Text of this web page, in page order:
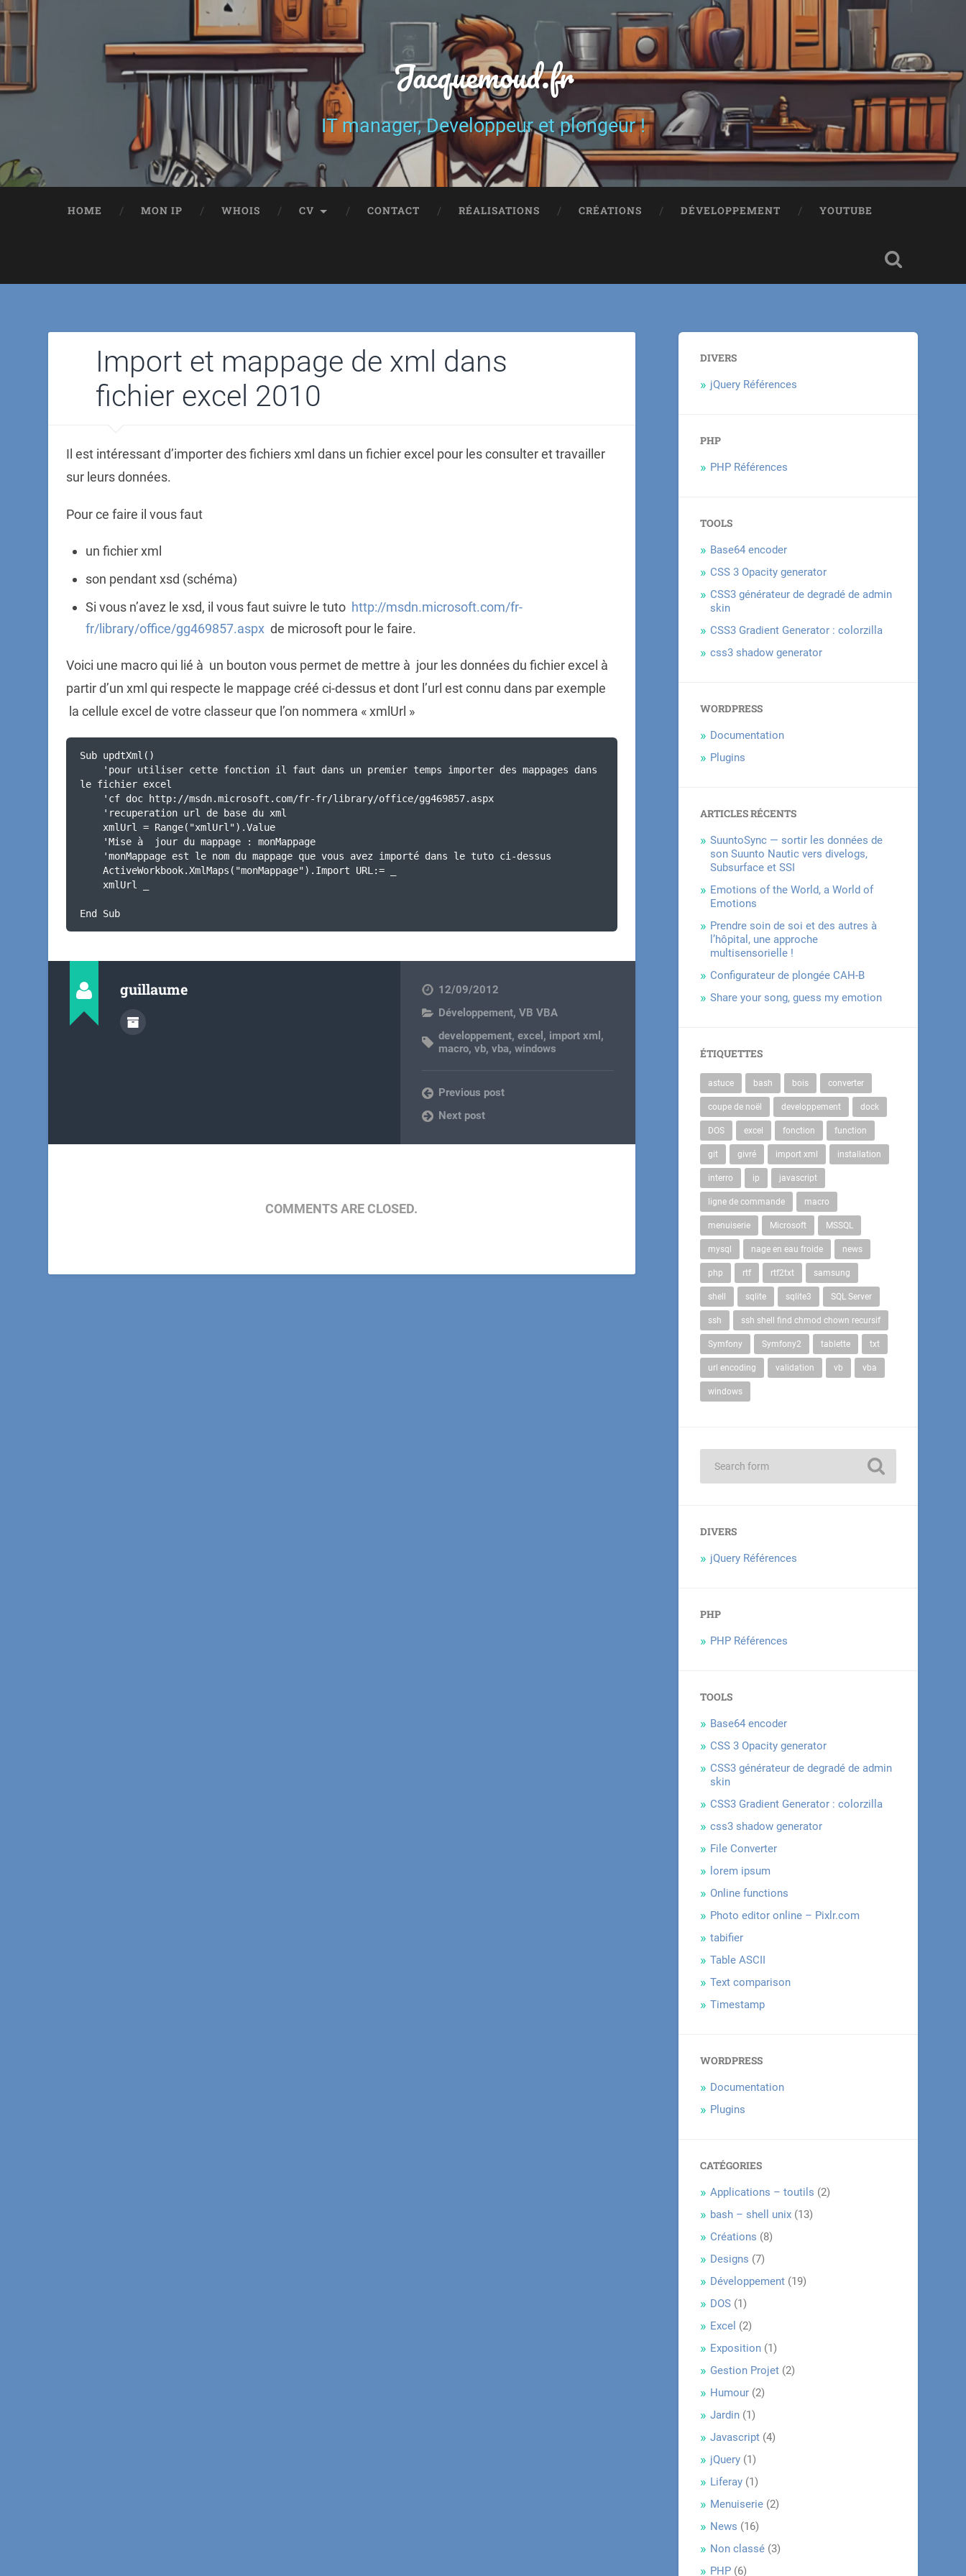
Jacquemoud.fr
IT manager, Developpeur et plongeur !
HOME MON IP WHOIS CV CONTACT RÉALISATIONS CRÉATIONS DÉVELOPPEMENT YOUTUBE
Import et mappage de xml dans
fichier excel 2010
Il est intéressant d’importer des fichiers xml dans un fichier excel pour les consulter et travailler
sur leurs données.
Pour ce faire il vous faut
un fichier xml
son pendant xsd (schéma)
Si vous n’avez le xsd, il vous faut suivre le tuto http://msdn.microsoft.com/fr-
fr/library/office/gg469857.aspx de microsoft pour le faire.
Voici une macro qui lié à un bouton vous permet de mettre à jour les données du fichier excel à
partir d’un xml qui respecte le mappage créé ci-dessus et dont l’url est connu dans par exemple
la cellule excel de votre classeur que l’on nommera « xmlUrl »
Sub updtXml()
le fichier excel
End Sub
guillaume
12/09/2012
Développement,VB VBA
developpement,excel , import xml ,
macro,vb,vba,windows
Previous post
Next post
COMMENTS ARE CLOSED.
DIVERS
jQuery Références
PHP
PHP Références
TOOLS
Base64 encoder
CSS 3 Opacity generator
CSS3 générateur de degradé de admin
skin
CSS3 Gradient Generator : colorzilla
css3 shadow generator
WORDPRESS
Documentation
Plugins
ARTICLES RÉCENTS
SuuntoSync — sortir les données de
son Suunto Nautic vers divelogs,
Subsurface et SSI
Emotions of the World, a World of
Emotions
Prendre soin de soi et des autres à
l’hôpital, une approche
multisensorielle !
Configurateur de plongée CAH-B
Share your song, guess my emotion
ÉTIQUETTES
astuce bash bois converter
coupe de noël developpement dock
DOS excel fonction function
git givré import xml installation
interro ip javascript
ligne de commande macro
menuiserie Microsoft MSSQL
mysql nage en eau froide news
php rtf rtf2txt samsung
shell sqlite sqlite3 SQL Server
ssh ssh shell find chmod chown recursif
Symfony Symfony2 tablette txt
url encoding validation vb vba
windows
DIVERS
jQuery Références
PHP
PHP Références
TOOLS
Base64 encoder
CSS 3 Opacity generator
CSS3 générateur de degradé de admin
skin
CSS3 Gradient Generator : colorzilla
css3 shadow generator
File Converter
lorem ipsum
Online functions
Photo editor online – Pixlr.com
tabifier
Table ASCII
Text comparison
Timestamp
WORDPRESS
Documentation
Plugins
CATÉGORIES
Applications – toutils (2)
bash – shell unix (13)
Créations (8)
Designs (7)
Développement (19)
DOS (1)
Excel (2)
Exposition (1)
Gestion Projet (2)
Humour (2)
Jardin (1)
Javascript (4)
jQuery (1)
Liferay (1)
Menuiserie (2)
News (16)
Non classé (3)
PHP (6)